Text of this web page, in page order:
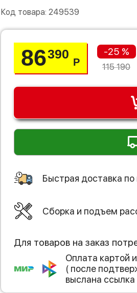
Код товара: 249539
86390
Р
-25 %
115 190
Быстрая доставка по
Сборка и подъем
Для товаров на заказ
Оплата картой
( после
выслана ссылка